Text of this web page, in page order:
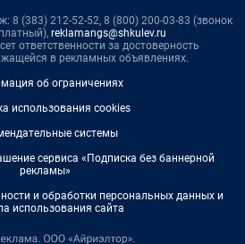
8 (383) 212-52-52, 8 (800) 200-03-83 (звонок
reklamangs@shkulev.ru
ответственности за достоверность
в рекламных объявлениях.
об ограничениях
использования cookies
системы
сервиса «Подписка без баннерной
рекламы»
и обработки персональных данных и
использования сайта